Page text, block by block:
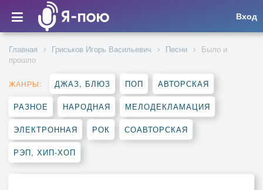
Вход
Главная Гриськов Игорь Васильевич Песни
Было и
прошло
ЖАНРЫ: ДЖАЗ, БЛЮЗ ПОП АВТОРСКАЯ
РАЗНОЕ НАРОДНАЯ МЕЛОДЕКЛАМАЦИЯ
ЭЛЕКТРОННАЯ РОК СОАВТОРСКАЯ
РЭП, ХИП-ХОП